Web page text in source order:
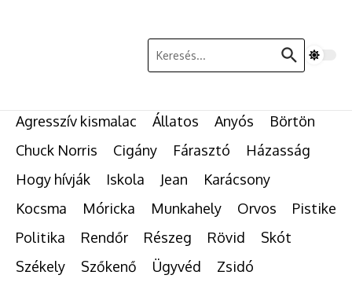
Keresés:
Agresszív kismalac Állatos Anyós
Börtön
Chuck Norris
Cigány Fárasztó
Házasság
Hogy hívják
Iskola Jean
Karácsony
Kocsma
Móricka Munkahely Orvos
Pistike
Politika
Rendőr Részeg Rövid
Skót
Székely
Szőkenő Ügyvéd
Zsidó